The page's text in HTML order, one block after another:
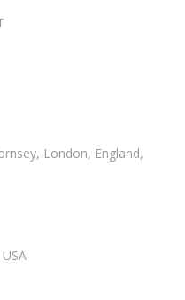
London, England,